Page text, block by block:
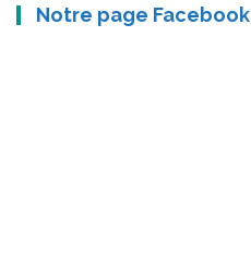
Notre page Facebook